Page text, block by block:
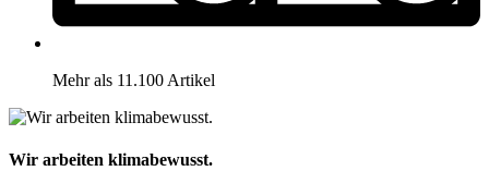
Mehr als 11.100 Artikel
Wir arbeiten klimabewusst.